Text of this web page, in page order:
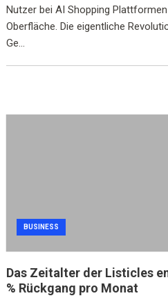
Nutzer bei AI Shopping
Oberfläche. Die eigentliche
Ge...
BUSINESS
Das Zeitalter der Listicles
% Rückgang pro Monat